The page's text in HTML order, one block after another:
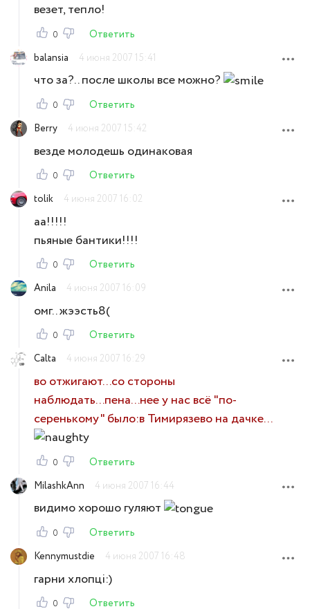
везет, тепло!
0
Ответить
balansia
4 июня 2007 15:41
что за?.. после школы все можно?
0
Ответить
Berry
4 июня 2007 15:42
везде молодешь одинаковая
0
Ответить
tolik
4 июня 2007 16:02
аа!!!!!
пьяные бантики!!!!
0
Ответить
Anila
4 июня 2007 16:09
омг.. жээсть8(
0
Ответить
Calta
4 июня 2007 16:29
во отжигают...со стороны
наблюдать...пена...нее у нас всё "по-
серенькому" было:в Тимирязево на дачке...
0
Ответить
MilashkAnn
4 июня 2007 16:44
видимо хорошо гуляют
0
Ответить
Kennymustdie
4 июня 2007 16:48
гарни хлопцi:)
0
Ответить